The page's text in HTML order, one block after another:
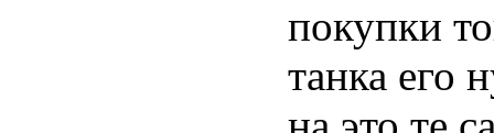
покупки
танка его